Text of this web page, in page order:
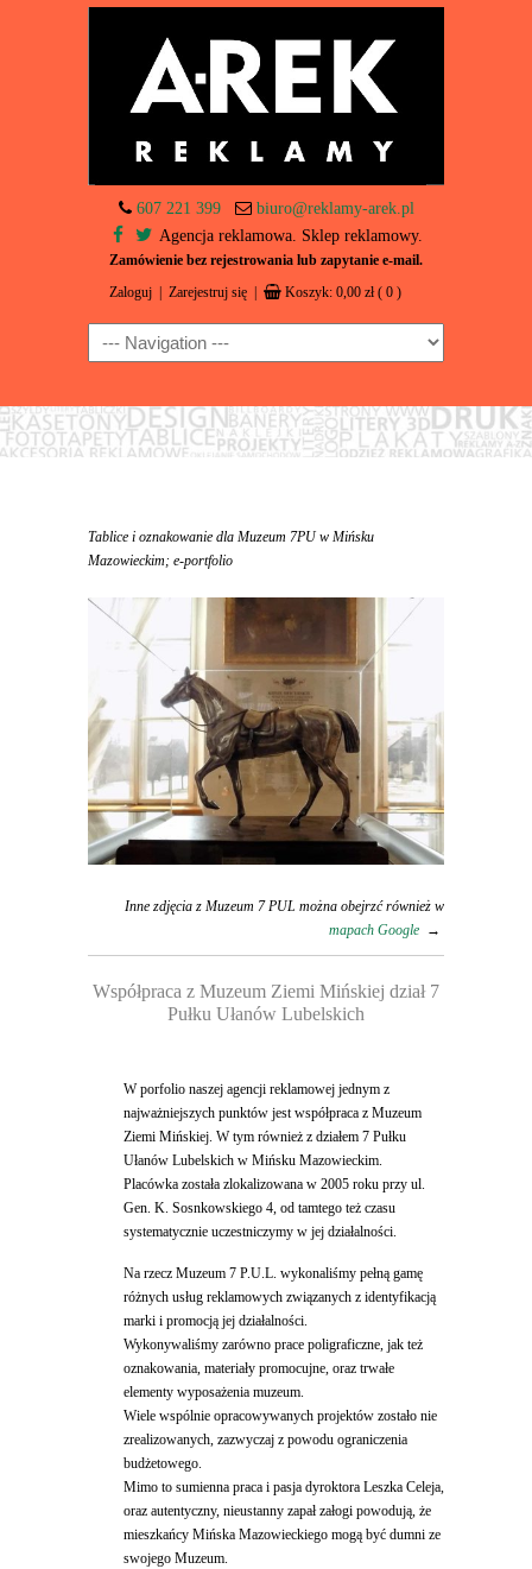
607 221 399
biuro@reklamy-arek.pl
Agencja reklamowa. Sklep reklamowy.
Zamówienie bez rejestrowania lub zapytanie e-mail.
Zaloguj Zarejestruj się Koszyk: 0,00 zł ( 0 )
Navigation
Tablice i oznakowanie dla Muzeum 7PU w Mińsku
Mazowieckim; e-portfolio
Inne zdjęcia z Muzeum 7 PUL można obejrzć również w
mapach Google →
Współpraca z Muzeum Ziemi Mińskiej dział 7
Pułku Ułanów Lubelskich
W porfolio naszej agencji reklamowej jednym z
najważniejszych punktów jest współpraca z Muzeum
Ziemi Mińskiej. W tym również z działem 7 Pułku
Ułanów Lubelskich w Mińsku Mazowieckim.
Placówka została zlokalizowana w 2005 roku przy ul.
Gen. K. Sosnkowskiego 4, od tamtego też czasu
systematycznie uczestniczymy w jej działalności.
Na rzecz Muzeum 7 P.U.L. wykonaliśmy pełną gamę
różnych usług reklamowych związanych z identyfikacją
marki i promocją jej działalności.
Wykonywaliśmy zarówno prace poligraficzne, jak też
oznakowania, materiały promocujne, oraz trwałe
elementy wyposażenia muzeum.
Wiele wspólnie opracowywanych projektów zostało nie
zrealizowanych, zazwyczaj z powodu ograniczenia
budżetowego.
Mimo to sumienna praca i pasja dyroktora Leszka Celeja,
oraz autentyczny, nieustanny zapał załogi powodują, że
mieszkańcy Mińska Mazowieckiego mogą być dumni ze
swojego Muzeum.